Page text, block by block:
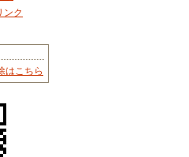
ンク
はこちら